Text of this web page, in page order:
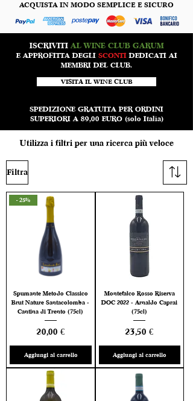
ACQUISTA IN MODO SEMPLICE E SICURO
ISCRIVITIAL WINE CLUB GARUM
E APPROFITTA DEGLI SCONTIDEDICATI AI
MEMBRI DEL CLUB.
VISITA IL WINE CLUB
SPEDIZIONE GRATUITA PER ORDINI
SUPERIORI A 89,00 EURO (solo Italia)
Utilizza i filtri per una ricerca più veloce
Filtra
- 25%
Spumante Metodo Classico
Brut Nature Santacolomba -
Cantina di Trento (75cl)
Prezzo
20,00 €
Aggiungi al carrello
Montefalco Rosso Riserva
DOC 2022 - Arnaldo Caprai
(75cl)
Prezzo
23,50 €
Aggiungi al carrello